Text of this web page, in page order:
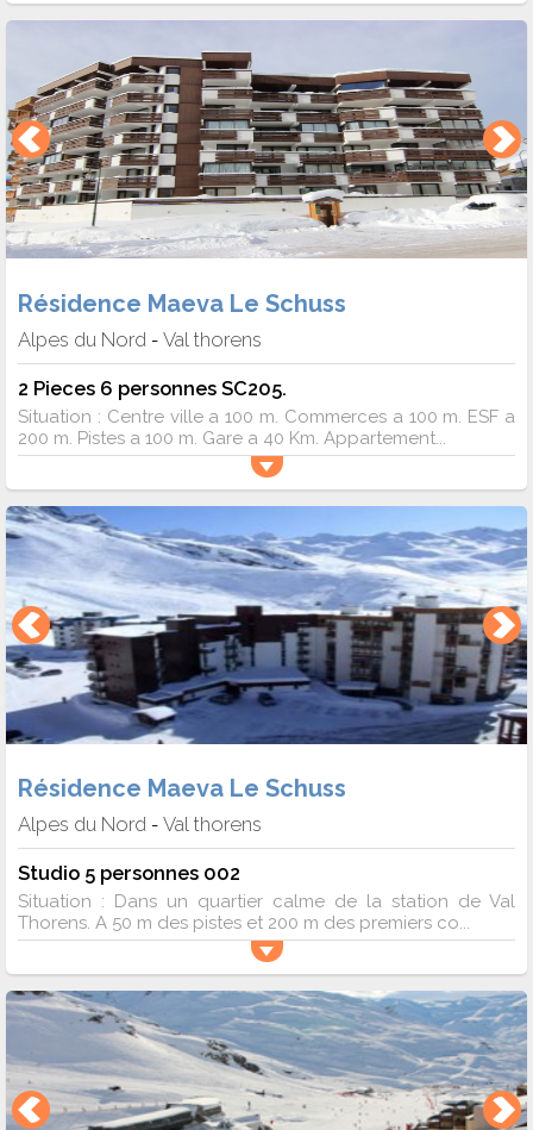
Résidence Maeva Le Schuss
Alpes du Nord - Val thorens
2 Pieces 6 personnes SC205.
Situation : Centre ville a 100 m. Commerces a 100 m. ESF a
200 m. Pistes a 100 m. Gare a 40 Km. Appartement...
Résidence Maeva Le Schuss
Alpes du Nord - Val thorens
Studio 5 personnes 002
Situation : Dans un quartier calme de la station de Val
Thorens. A 50 m des pistes et 200 m des premiers co...